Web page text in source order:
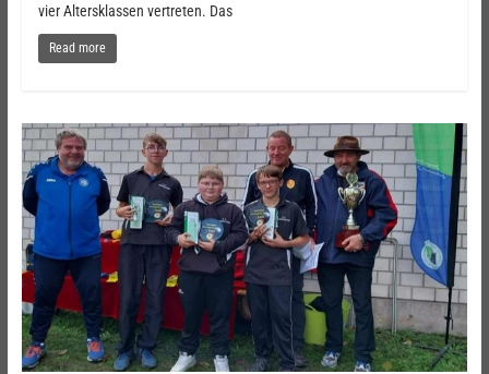
vier Altersklassen vertreten. Das
Read more